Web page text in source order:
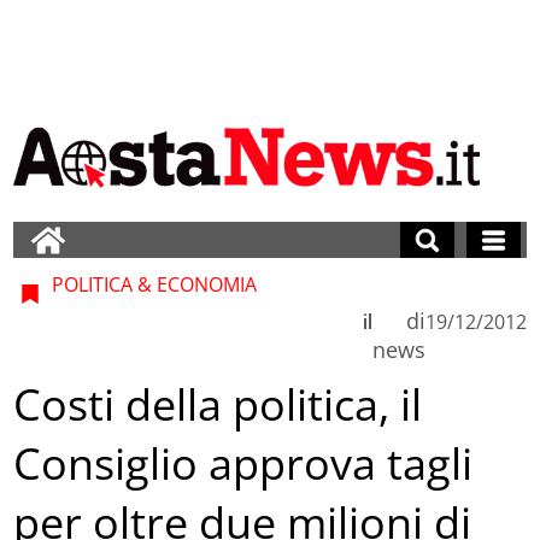
POLITICA & ECONOMIA
di
news
il 19/12/2012
Costi della politica, il
Consiglio approva tagli
per oltre due milioni di